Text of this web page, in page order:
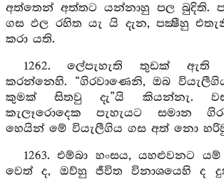
අත්තෙන් අත්තට යන්නාහු පල බුදිති.
ගස ඵල රහිත යැ යි දැන, පක්‍ෂීහු
කරා යති.
1262. ලේපැහැති තුඩක් ඇති
කරන්නෙහි. “ගිරවාණෙනි, ඔබ
කුමක් සිතවු දැ”යි කියන්නැ.
කැලෑරොදෙක පැහැයට සමාන
හෙයින් මේ වියැලීගිය ගස අත් නො
1263. එම්බා හංසය, යහළුවනට
වෙත් ද, ඔව්හු ජීවිත විනාශයෙහි ද